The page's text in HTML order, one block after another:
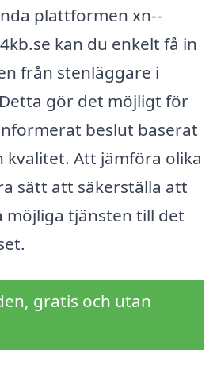
plattformen xn--
kan du enkelt få in
från stenläggare i
gör det möjligt för
beslut baserat
kvalitet. Att jämföra olika
sätt att säkerställa att
möjliga tjänsten till det
gratis och utan